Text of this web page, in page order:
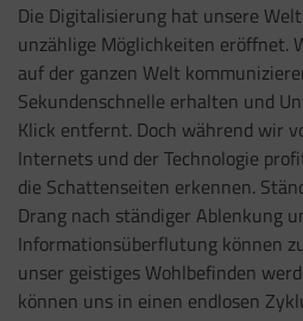
Die Digitalisierung hat unsere
unzählige Möglichkeiten eröffnet.
auf der ganzen Welt
Sekundenschnelle erhalten und
Klick entfernt. Doch während wir
Internets und der Technologie
die Schattenseiten erkennen.
Drang nach ständiger Ablenkung
Informationsüberflutung können
unser geistiges Wohlbefinden
können uns in einen endlosen